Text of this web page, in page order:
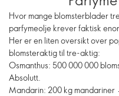
Hvor mange blomsterblader
parfymeolje krever faktisk
Her er en liten oversikt over
blomsteraktig til tre-aktig:
Osmanthus: 500 000 000
Absolutt.
Mandarin: 200 kg mandariner